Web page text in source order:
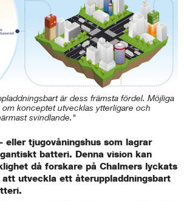
är dess främsta fördel. Möjliga
konceptet utvecklas ytterligare och
svindlande."
eller tjugovåningshus som lagrar
batteri. Denna vision kan
då forskare på Chalmers lyckats
utveckla ett återuppladdningsbart